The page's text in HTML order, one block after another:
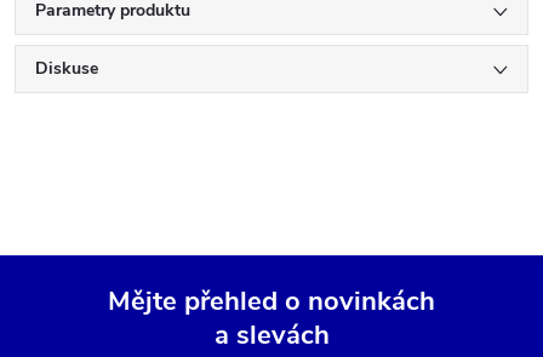
Parametry produktu
Diskuse
Mějte přehled o novinkách
a slevách